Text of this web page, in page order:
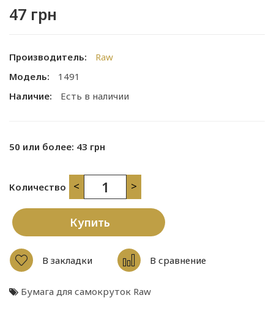
47 грн
Производитель:
Raw
Модель:
1491
Наличие:
Есть в наличии
50 или более: 43 грн
Количество < >
Купить
В закладки В сравнение
Бумага для самокруток Raw